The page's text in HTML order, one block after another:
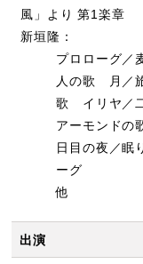
風」より 第1楽章
新垣隆：
プロローグ／
人の歌 月／
歌 イリヤ／
アーモンドの
日目の夜／眠
ーグ
他
出演